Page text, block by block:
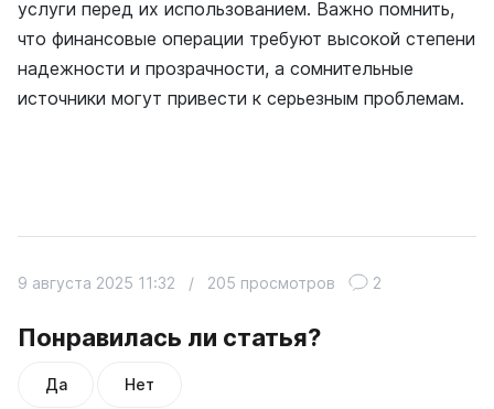
услуги перед их использованием. Важно помнить,
что финансовые операции требуют высокой степени
надежности и прозрачности, а сомнительные
источники могут привести к серьезным проблемам.
Понравилась ли статья?
Да Нет
9 августа 2025 11:32 / 205 просмотров 2